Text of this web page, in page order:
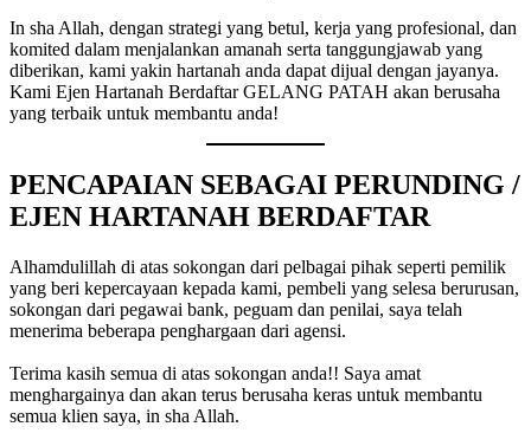
In sha Allah, dengan strategi yang betul, kerja yang profesional, dan
komited dalam menjalankan amanah serta tanggungjawab yang
diberikan, kami yakin hartanah anda dapat dijual dengan jayanya.
Kami Ejen Hartanah Berdaftar GELANG PATAH akan berusaha
yang terbaik untuk membantu anda!
PENCAPAIAN SEBAGAI PERUNDING /
EJEN HARTANAH BERDAFTAR
Alhamdulillah di atas sokongan dari pelbagai pihak seperti pemilik
yang beri kepercayaan kepada kami, pembeli yang selesa berurusan,
sokongan dari pegawai bank, peguam dan penilai, saya telah
menerima beberapa penghargaan dari agensi.
Terima kasih semua di atas sokongan anda!! Saya amat
menghargainya dan akan terus berusaha keras untuk membantu
semua klien saya, in sha Allah.